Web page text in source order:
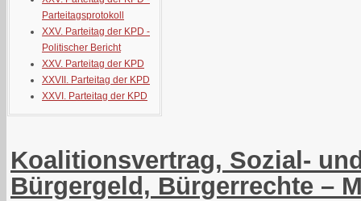
Parteitagsprotokoll
XXV. Parteitag der KPD -
Politischer Bericht
XXV. Parteitag der KPD
XXVII. Parteitag der KPD
XXVI. Parteitag der KPD
Koalitionsvertrag, Sozial-
Bürgergeld, Bürgerrechte –